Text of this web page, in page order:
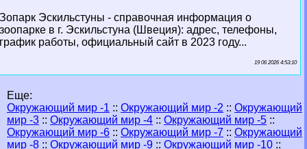
Зопарк Эскильстуны - справочная информация о
зоопарке в г. Эскильстуна (Швеция): адрес, телефоны,
график работы, официальный сайт в 2023 году...
19 06 2026 4:53:10
Еще:
Окружающий мир -1 :: Окружающий мир -2 :: Окружающий
мир -3 :: Окружающий мир -4 :: Окружающий мир -5 ::
Окружающий мир -6 :: Окружающий мир -7 :: Окружающий
мир -8 :: Окружающий мир -9 :: Окружающий мир -10 ::